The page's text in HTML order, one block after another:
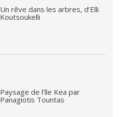
Un rêve dans les arbres, d’Elli
Koutsoukelli
Paysage de l’île Kea par
Panagiotis Tountas